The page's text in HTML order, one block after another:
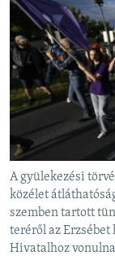
A PÉNZ
EURÓPAI UNIÓ
VILÁG
KLÍMAVÁLTOZÁS
A MÚLT
Valamennyi
A gyülekezési
közélet
szemben tartott
teréről az
Hivatalhoz